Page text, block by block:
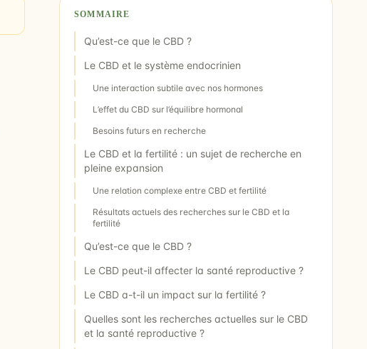
SOMMAIRE
Qu’est-ce que le CBD ?
Le CBD et le système endocrinien
Une interaction subtile avec nos hormones
L’effet du CBD sur l’équilibre hormonal
Besoins futurs en recherche
Le CBD et la fertilité : un sujet de recherche en
pleine expansion
Une relation complexe entre CBD et fertilité
Résultats actuels des recherches sur le CBD et la
fertilité
Qu’est-ce que le CBD ?
Le CBD peut-il affecter la santé reproductive ?
Le CBD a-t-il un impact sur la fertilité ?
Quelles sont les recherches actuelles sur le CBD
et la santé reproductive ?